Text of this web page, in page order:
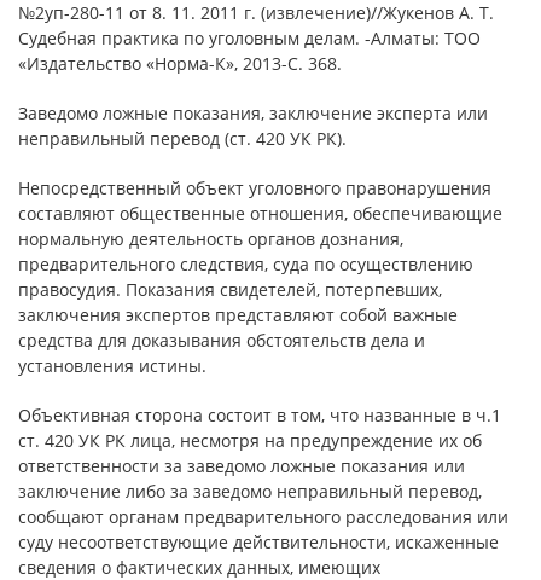
№2уп-280-11 от 8. 11. 2011 г. (извлечение)//Жукенов А. Т.
Судебная практика по уголовным делам. -Алматы: ТОО
«Издательство «Норма-К», 2013-С. 368.
Заведомо ложные показания, заключение эксперта или
неправильный перевод (ст. 420 УК РК).
Непосредственный объект уголовного правонарушения
составляют общественные отношения, обеспечивающие
нормальную деятельность органов дознания,
предварительного следствия, суда по осуществлению
правосудия. Показания свидетелей, потерпевших,
заключения экспертов представляют собой важные
средства для доказывания обстоятельств дела и
установления истины.
Объективная сторона состоит в том, что названные в ч.1
ст. 420 УК РК лица, несмотря на предупреждение их об
ответственности за заведомо ложные показания или
заключение либо за заведомо неправильный перевод,
сообщают органам предварительного расследования или
суду несоответствующие действительности, искаженные
сведения о фактических данных, имеющих